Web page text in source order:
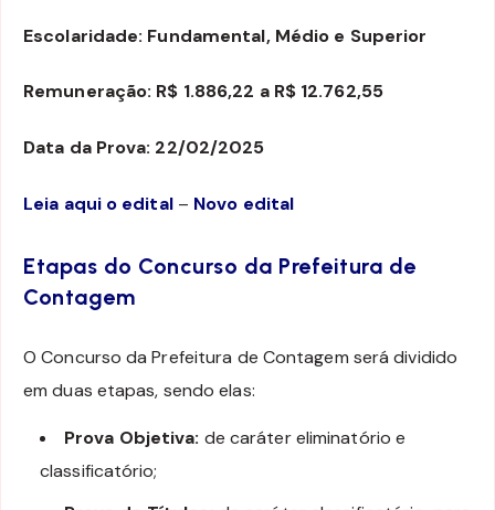
Escolaridade: Fundamental, Médio e Superior
Remuneração: R$ 1.886,22 a R$ 12.762,55
Data da Prova: 22/02/2025
Leia aqui o edital– Novo edital
Etapas do Concurso da Prefeitura de
Contagem
O Concurso da Prefeitura de Contagem será dividido
em duas etapas, sendo elas:
Prova Objetiva: de caráter eliminatório e
classificatório;